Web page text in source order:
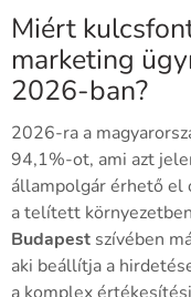
Miért
marketing
2026-ban?
2026-ra a
94,1%-ot, ami azt
állampolgár érhető el
a telített
Budapest szívében
aki beállítja a